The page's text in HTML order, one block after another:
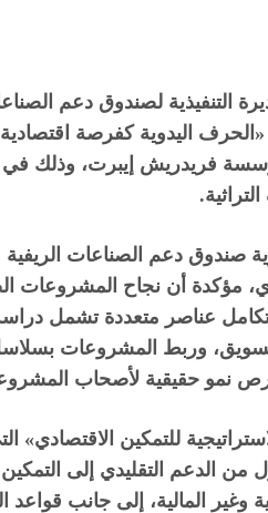
التنفيذية لصندوق دعم
اليدوية كفرصة اقتصادية
مؤسسة فريدريش إيبرت، وذلك
صندوق دعم الصناعات الريفية
مؤكدة أن نجاح المشروعات
عناصر متعددة تشمل
وربط المشروعات
نمو حقيقية لأصحاب
للتمكين الاقتصادي»
من الدعم التقليدي إلى
وغير المالية، إلى جانب قواعد